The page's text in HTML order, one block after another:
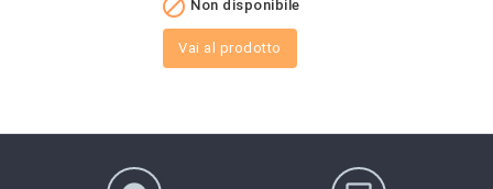
 Non disponibile
Vai al prodotto